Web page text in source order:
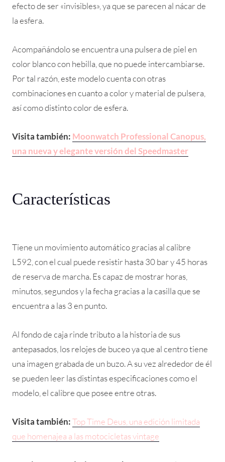
efecto de ser «invisibles», ya que se parecen al nácar de
la esfera.
Acompañándolo se encuentra una pulsera de piel en
color blanco con hebilla, que no puede intercambiarse.
Por tal razón, este modelo cuenta con otras
combinaciones en cuanto a color y material de pulsera,
así como distinto color de esfera.
Visita también: Moonwatch Professional Canopus,
una nueva y elegante versión del Speedmaster
Características
Tiene un movimiento automático gracias al calibre
L592, con el cual puede resistir hasta 30 bar y 45 horas
de reserva de marcha. Es capaz de mostrar horas,
minutos, segundos y la fecha gracias a la casilla que se
encuentra a las 3 en punto.
Al fondo de caja rinde tributo a la historia de sus
antepasados, los relojes de buceo ya que al centro tiene
una imagen grabada de un buzo. A su vez alrededor de él
se pueden leer las distintas especificaciones como el
modelo, el calibre que posee entre otras.
Visita también:Top Time Deus, una edición limitada
que homenajea a las motocicletas vintage